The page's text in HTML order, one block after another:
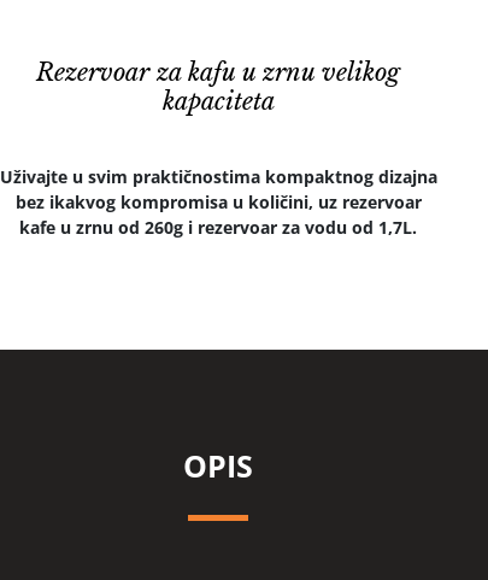
Rezervoar za kafu u zrnu velikog
kapaciteta
Uživajte u svim praktičnostima kompaktnog dizajna
bez ikakvog kompromisa u količini, uz rezervoar
kafe u zrnu od 260g i rezervoar za vodu od 1,7L.
OPIS